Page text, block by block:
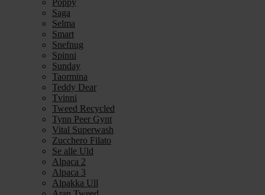
Poppy
Saga
Selma
Smart
Snefnug
Spinni
Sunday
Taormina
Teddy Dear
Tvinni
Tweed Recycled
Tynn Peer Gynt
Vital Superwash
Zucchero Filato
Se alle Uld
Alpaca 2
Alpaca 3
Alpakka Ull